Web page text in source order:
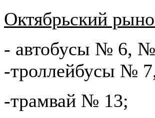
Октябрьский
- автобусы № 6,
-троллейбусы №
-трамвай № 13;